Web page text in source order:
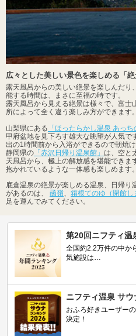
広々とした美しい景色を楽しめる「絶
露天風呂からの美しい絶景を楽しんだ
能する時間は、まさに至福の時です。
露天風呂から見える絶景は様々で、富
所によって全く違う楽しみ方ができます。
山梨県にある 「ほったらかし温泉 あっち
甲府盆地を見下ろす雄大な眺望が人気で
出の1時間前から入浴ができるので朝焼
静岡県の 「赤沢日帰り温泉館」 は、空と
天風呂から、極上の解放感を堪能できま
抱かれているような一体感も楽しめます。
底倉温泉の絶景が楽しめる温泉、日帰
があるのは、 函嶺 箱根てのゆ（閉館し
足を運んでみてください。
第20回ニフティ温
全国約2.2万件の中か
気施設は…
ニフティ温泉 サ
おふろ好きユーザー
決定！